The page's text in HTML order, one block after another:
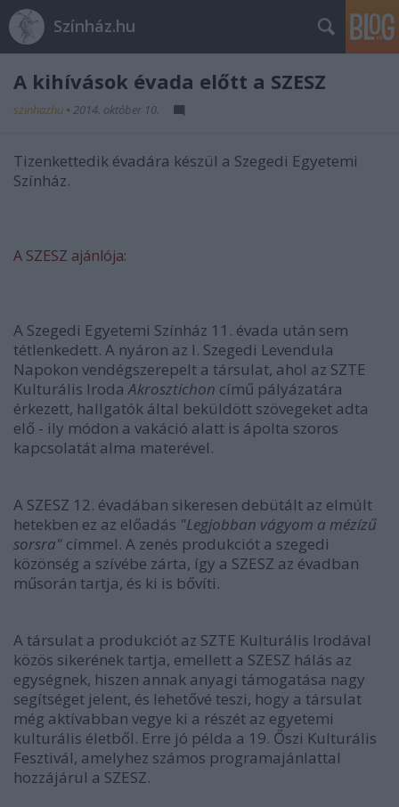
Színház.hu
A kihívások évada előtt a SZESZ
szinhazhu • 2014. október 10.
Tizenkettedik évadára készül a Szegedi Egyetemi
Színház.
A SZESZ ajánlója:
A Szegedi Egyetemi Színház 11. évada után sem
tétlenkedett. A nyáron az I. Szegedi Levendula
Napokon vendégszerepelt a társulat, ahol az SZTE
Kulturális IrodaAkrosztichon című pályázatára
érkezett, hallgatók által beküldött szövegeket adta
elő - ily módon a vakáció alatt is ápolta szoros
kapcsolatát alma materével.
A SZESZ 12. évadában sikeresen debütált az elmúlt
hetekben ez az előadás "Legjobban vágyom a mézízű
sorsra" címmel. A zenés produkciót a szegedi
közönség a szívébe zárta, így a SZESZ az évadban
műsorán tartja, és ki is bővíti.
A társulat a produkciót az SZTE Kulturális Irodával
közös sikerének tartja, emellett a SZESZ hálás az
egységnek, hiszen annak anyagi támogatása nagy
segítséget jelent, és lehetővé teszi, hogy a társulat
még aktívabban vegye ki a részét az egyetemi
kulturális életből. Erre jó példa a 19. Őszi Kulturális
Fesztivál, amelyhez számos programajánlattal
hozzájárul a SZESZ.